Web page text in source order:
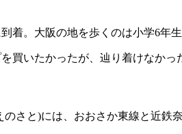
着。大阪の地を歩くのは小学6年
買いたかったが、辿り着けなか
さと)には、おおさか東線と近鉄